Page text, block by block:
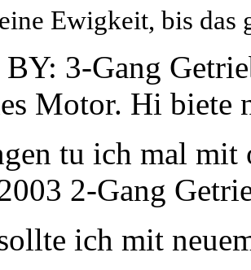
Ewigkeit, bis das
3-Gang
Motor. Hi biete
tu ich mal mit
2-Gang
ich mit